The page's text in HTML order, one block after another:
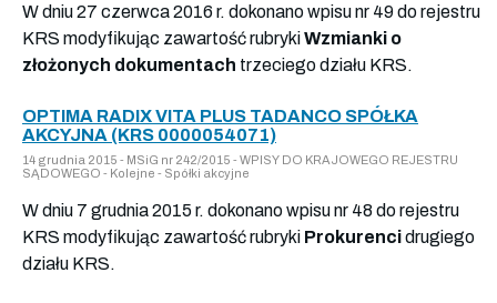
W dniu 27 czerwca 2016 r. dokonano wpisu nr 49 do rejestru
KRS modyfikując zawartość rubrykiWzmianki o
złożonych dokumentach trzeciego działu KRS.
OPTIMA RADIX VITA PLUS TADANCO SPÓŁKA
AKCYJNA (KRS 0000054071)
14 grudnia 2015 - MSiG nr 242/2015 - WPISY DO KRAJOWEGO REJESTRU
SĄDOWEGO - Kolejne - Spółki akcyjne
W dniu 7 grudnia 2015 r. dokonano wpisu nr 48 do rejestru
KRS modyfikując zawartość rubryki Prokurencidrugiego
działu KRS.